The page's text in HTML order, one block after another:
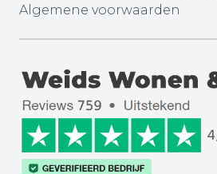
Algemene voorwaarden